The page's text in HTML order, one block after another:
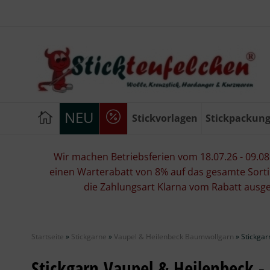
NEU Stickvorlagen
Wir machen Betriebsferien vom 18.07.26 -
einen Warterabatt von 8% auf das gesamte
die Zahlungsart Klarna vom Rabatt
Startseite » Stickgarne »Vaupel & Heilenbeck Baumwollgarn »